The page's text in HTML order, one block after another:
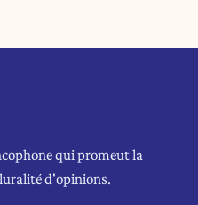
qui promeut la
d'opinions.